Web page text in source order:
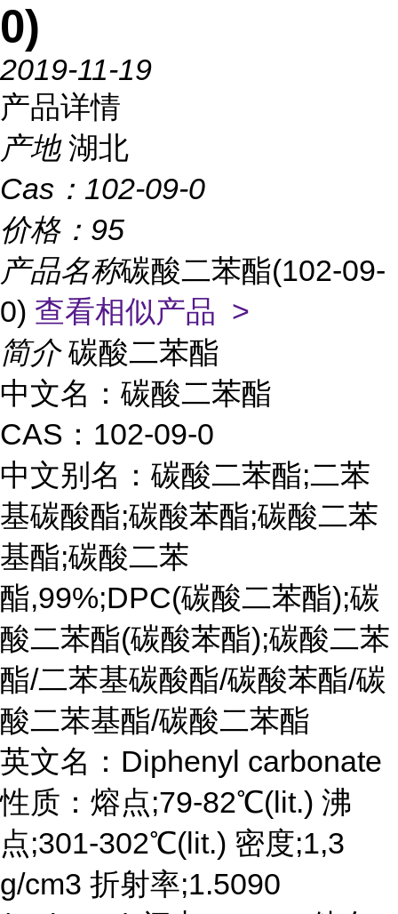
0)
2019-11-19
产品详情
产地 湖北
Cas： 102-09-0
价格： 95
产品名称碳酸二苯酯(102-09-
0) 查看相似产品 >
简介 碳酸二苯酯
中文名：碳酸二苯酯
CAS：102-09-0
中文别名：碳酸二苯酯;二苯
基碳酸酯;碳酸苯酯;碳酸二苯
基酯;碳酸二苯
酯,99%;DPC(碳酸二苯酯);碳
酸二苯酯(碳酸苯酯);碳酸二苯
酯/二苯基碳酸酯/碳酸苯酯/碳
酸二苯基酯/碳酸二苯酯
英文名：Diphenyl carbonate
性质：熔点;79-82℃(lit.) 沸
点;301-302℃(lit.) 密度;1,3
g/cm3 折射率;1.5090